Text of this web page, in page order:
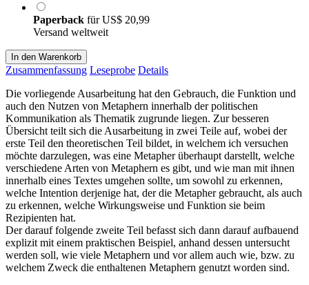
Paperback fürUS$ 20,99
Versand weltweit
In den Warenkorb
Zusammenfassung Leseprobe Details
Die vorliegende Ausarbeitung hat den Gebrauch, die Funktion und
auch den Nutzen von Metaphern innerhalb der politischen
Kommunikation als Thematik zugrunde liegen. Zur besseren
Übersicht teilt sich die Ausarbeitung in zwei Teile auf, wobei der
erste Teil den theoretischen Teil bildet, in welchem ich versuchen
möchte darzulegen, was eine Metapher überhaupt darstellt, welche
verschiedene Arten von Metaphern es gibt, und wie man mit ihnen
innerhalb eines Textes umgehen sollte, um sowohl zu erkennen,
welche Intention derjenige hat, der die Metapher gebraucht, als auch
zu erkennen, welche Wirkungsweise und Funktion sie beim
Rezipienten hat.
Der darauf folgende zweite Teil befasst sich dann darauf aufbauend
explizit mit einem praktischen Beispiel, anhand dessen untersucht
werden soll, wie viele Metaphern und vor allem auch wie, bzw. zu
welchem Zweck die enthaltenen Metaphern genutzt worden sind.